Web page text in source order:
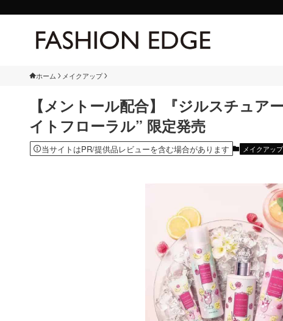
ホーム メイクアップ
【メントール配合】『ジルスチュ
イトフローラル” 限定発売
当サイトはPR/提供品レビューを含む場合があります メイクアップ